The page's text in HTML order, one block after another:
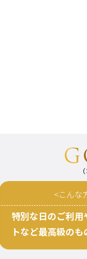
(
<こんな
特別な日のご利
トなど最高級のも